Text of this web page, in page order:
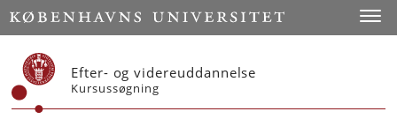
Start
Efter- og videreuddannelse
Kursussøgning